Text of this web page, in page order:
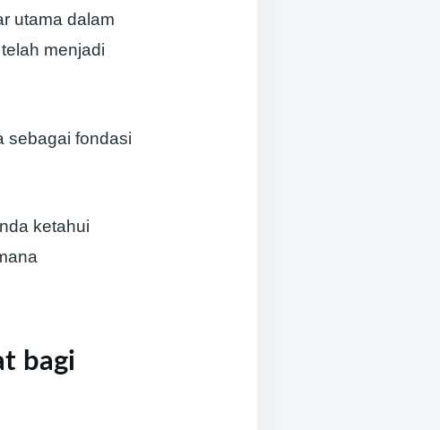
utama dalam
telah menjadi
sebagai fondasi
ketahui
bagi